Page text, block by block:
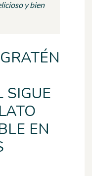
y bien
SIGUE
EN